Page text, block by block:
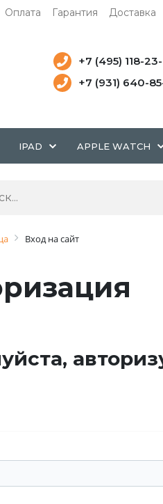
Оплата Гарантия Доставка
+7 (495) 118-
+7 (931) 640-
IPAD APPLE WATCH
Вход на сайт